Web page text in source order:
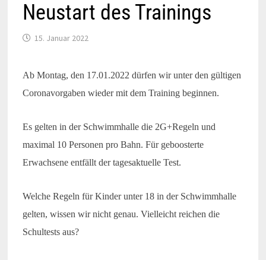
Neustart des Trainings
15. Januar 2022
Ab Montag, den 17.01.2022 dürfen wir unter den gültigen
Coronavorgaben wieder mit dem Training beginnen.
Es gelten in der Schwimmhalle die 2G+Regeln und
maximal 10 Personen pro Bahn. Für geboosterte
Erwachsene entfällt der tagesaktuelle Test.
Welche Regeln für Kinder unter 18 in der Schwimmhalle
gelten, wissen wir nicht genau. Vielleicht reichen die
Schultests aus?